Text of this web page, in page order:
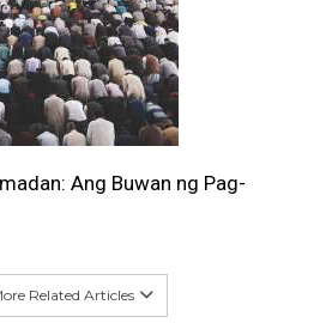
Ang Buwan ng Pag-
Related Articles